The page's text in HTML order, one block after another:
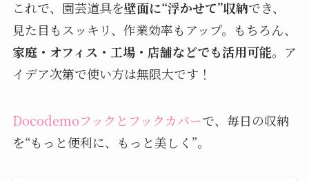
これで、園芸道具を壁面に“浮かせて”収納でき、
見た目もスッキリ、作業効率もアップ。もちろん、
家庭・オフィス・工場・店舗などでも活用可能。ア
イデア次第で使い方は無限大です！
Docodemoフックとフックカバーで、毎日の収納
を“もっと便利に、もっと美しく”。